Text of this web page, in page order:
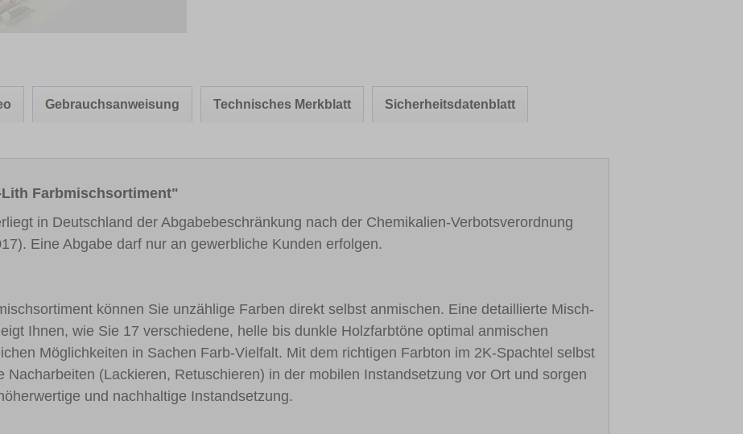
Gebrauchsanweisung Technisches Merkblatt Sicherheitsdatenblatt
Farbmischsortiment"
in Deutschland der Abgabebeschränkung nach der Chemikalien-Verbotsverordnung
Eine Abgabe darf nur an gewerbliche Kunden erfolgen.
können Sie unzählige Farben direkt selbst anmischen. Eine detaillierte Misch-
Ihnen, wie Sie 17 verschiedene, helle bis dunkle Holzfarbtöne optimal anmischen
Möglichkeiten in Sachen Farb-Vielfalt. Mit dem richtigen Farbton im 2K-Spachtel selbst
Nacharbeiten (Lackieren, Retuschieren) in der mobilen Instandsetzung vor Ort und sorgen
und nachhaltige Instandsetzung.